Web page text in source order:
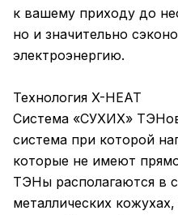
к вашему приходу до
но и значительно
электроэнергию.
Технология X-HEAT
Система «СУХИХ»
система при которой
которые не имеют
ТЭНы располагаются в
металлических